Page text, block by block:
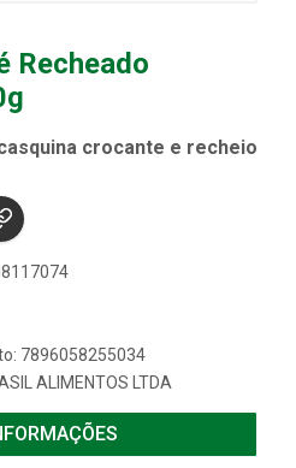
Recheado
crocante e recheio
7896058255034
ALIMENTOS LTDA